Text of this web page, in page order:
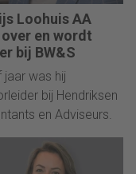
Loohuis AA
en wordt
bij BW&S
jaar was hij
bij Hendriksen
en Adviseurs.